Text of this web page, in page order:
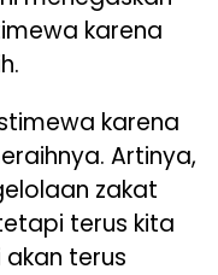
karena
karena
Artinya,
zakat
terus kita
terus